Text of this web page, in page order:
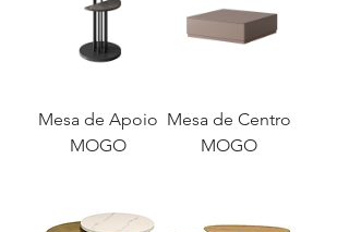
Mesa de Apoio
MOGO
Mesa de Centro
MOGO